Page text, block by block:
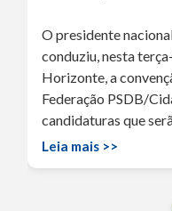
O presidente
conduziu, nesta
Horizonte, a
Federação PSDB/
candidaturas que
Leia mais >>